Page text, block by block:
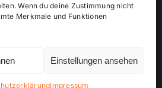
Wenn du deine Zustimmung nicht
Merkmale und Funktionen
Einstellungen ansehen
Impressum